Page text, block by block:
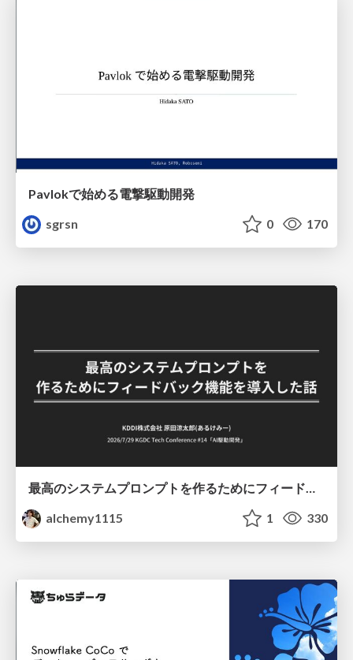
Pavlokで始める電撃駆動開発
sgrsn
0 170
alchemy1115
1 330